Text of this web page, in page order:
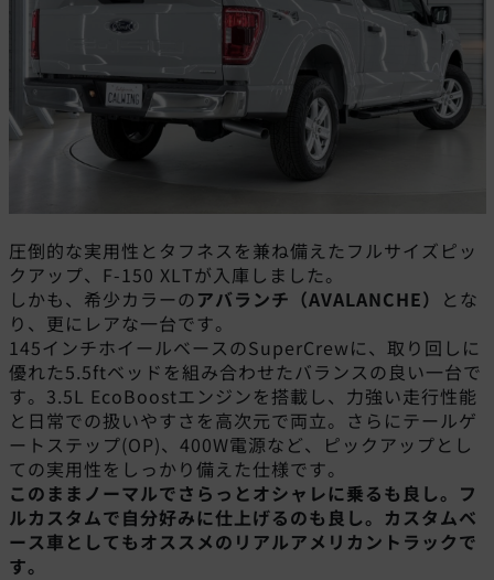
圧倒的な実用性とタフネスを兼ね備えたフルサイズピッ
クアップ、F-150 XLTが入庫しました。
しかも、希少カラーのアバランチ（AVALANCHE） とな
り、更にレアな一台です。
145インチホイールベースのSuperCrewに、取り回しに
優れた5.5ftベッドを組み合わせたバランスの良い一台で
す。3.5L EcoBoostエンジンを搭載し、力強い走行性能
と日常での扱いやすさを高次元で両立。さらにテールゲ
ートステップ(OP)、400W電源など、ピックアップとし
ての実用性をしっかり備えた仕様です。
このままノーマルでさらっとオシャレに乗るも良し。フ
ルカスタムで自分好みに仕上げるのも良し。カスタムベ
ース車としてもオススメのリアルアメリカントラックで
す。